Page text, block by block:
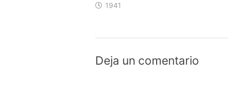
1941
Deja un comentario